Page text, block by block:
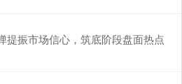
提振市场信心，筑底阶段盘面热点